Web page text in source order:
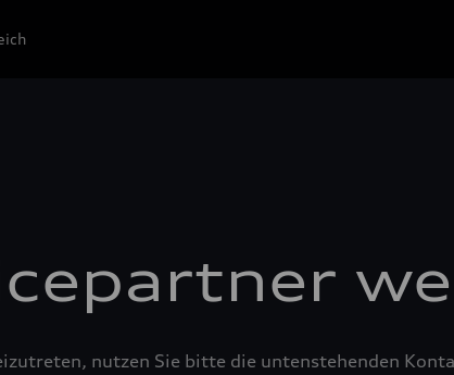
nutzen Sie bitte die untenstehenden